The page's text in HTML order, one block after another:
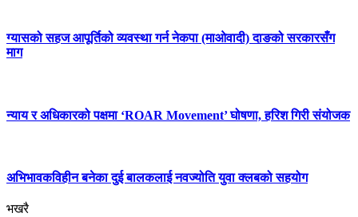
ग्यासको सहज आपूर्तिको व्यवस्था गर्न नेकपा (माओवादी) दाङको सरकारसँग
माग
न्याय र अधिकारको पक्षमा ‘ROAR Movement’ घोषणा, हरिश गिरी संयोजक
अभिभावकविहीन बनेका दुई बालकलाई नवज्योति युवा क्लबको सहयोग
भखरै